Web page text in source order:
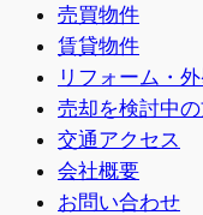
売買物件
賃貸物件
リフォーム・
売却を検討中
交通アクセス
会社概要
お問い合わせ